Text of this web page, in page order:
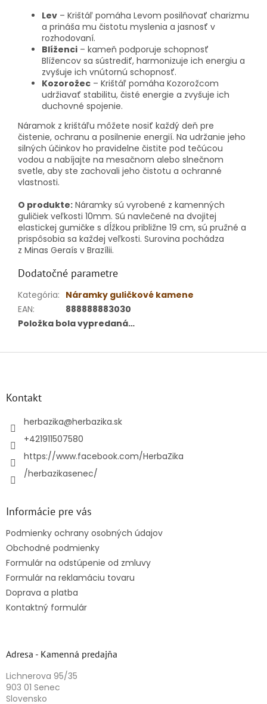
Lev – Krištáľ pomáha Levom posilňovať charizmu
a prináša mu čistotu myslenia a jasnosť v
rozhodovaní.
Blíženci – kameň podporuje schopnosť
Blížencov sa sústrediť, harmonizuje ich energiu a
zvyšuje ich vnútornú schopnosť.
Kozorožec – Krištáľ pomáha Kozorožcom
udržiavať stabilitu, čisté energie a zvyšuje ich
duchovné spojenie.
Náramok z krištáľu môžete nosiť každý deň pre
čistenie, ochranu a posilnenie energií. Na udržanie jeho
silných účinkov ho pravidelne čistite pod tečúcou
vodou a nabíjajte na mesačnom alebo slnečnom
svetle, aby ste zachovali jeho čistotu a ochranné
vlastnosti.
O produkte: Náramky sú vyrobené z kamenných
guličiek veľkosti 10mm. Sú navlečené na dvojitej
elastickej gumičke s dĺžkou približne 19 cm, sú pružné a
prispôsobia sa každej veľkosti. Surovina pochádza
z Minas Geraís v Brazílii.
Dodatočné parametre
Kategória: Náramky guličkové kamene
EAN:
888888883030
Položka bola vypredaná…
Kontakt
herbazika@herbazika.sk
+421911507580
https://www.facebook.com/HerbaZika
/herbazikasenec/
Informácie pre vás
Podmienky ochrany osobných údajov
Obchodné podmienky
Formulár na odstúpenie od zmluvy
Formulár na reklamáciu tovaru
Doprava a platba
Kontaktný formulár
Adresa - Kamenná predajňa
Lichnerova 95/35
903 01 Senec
Slovensko